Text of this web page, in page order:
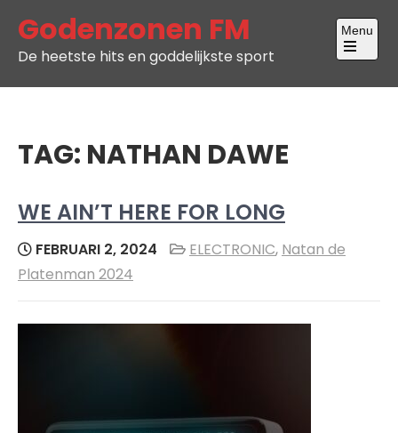
content
Godenzonen FM
De heetste hits en goddelijkste sport
Menu
Open
main
TAG: NATHAN DAWE
WE AIN’T HERE FOR LONG
FEBRUARI 2, 2024 ELECTRONIC, Natan de
Platenman 2024